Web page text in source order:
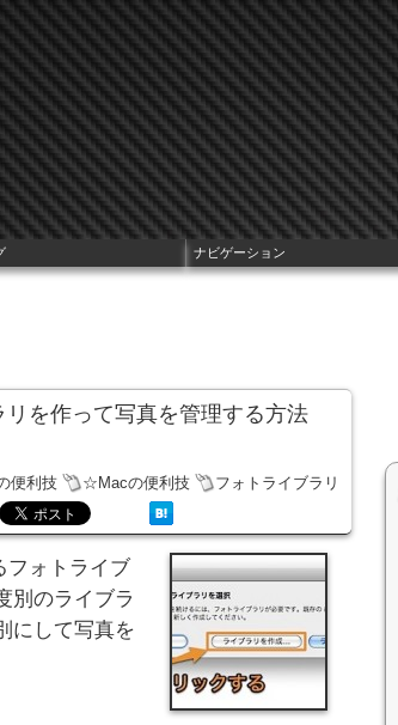
を作って写真を管理する方法
便利技 ☆Macの便利技 フォトライブラリ
フォトライブ
別のライブラ
にして写真を
ナビゲーション